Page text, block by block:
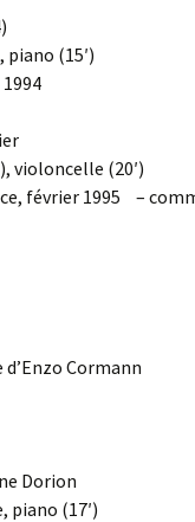
(15′)
violoncelle (20′)
février 1995 –
Cormann
Dorion
(17′)